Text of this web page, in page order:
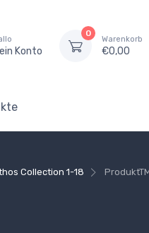
Konto
0
Warenkorb
€0,00
Collection 1-18 Produkt